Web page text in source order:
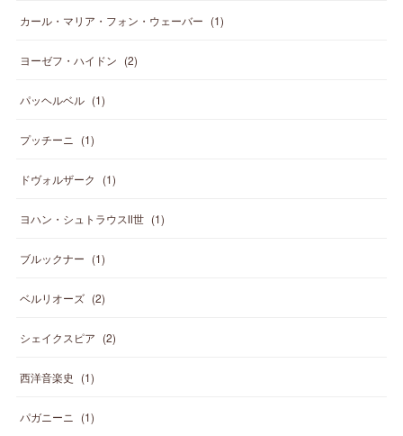
カール・マリア・フォン・ウェーバー (1)
ヨーゼフ・ハイドン (2)
パッヘルベル (1)
プッチーニ (1)
ドヴォルザーク (1)
ヨハン・シュトラウスⅡ世 (1)
ブルックナー (1)
ベルリオーズ (2)
シェイクスピア (2)
西洋音楽史 (1)
パガニーニ (1)